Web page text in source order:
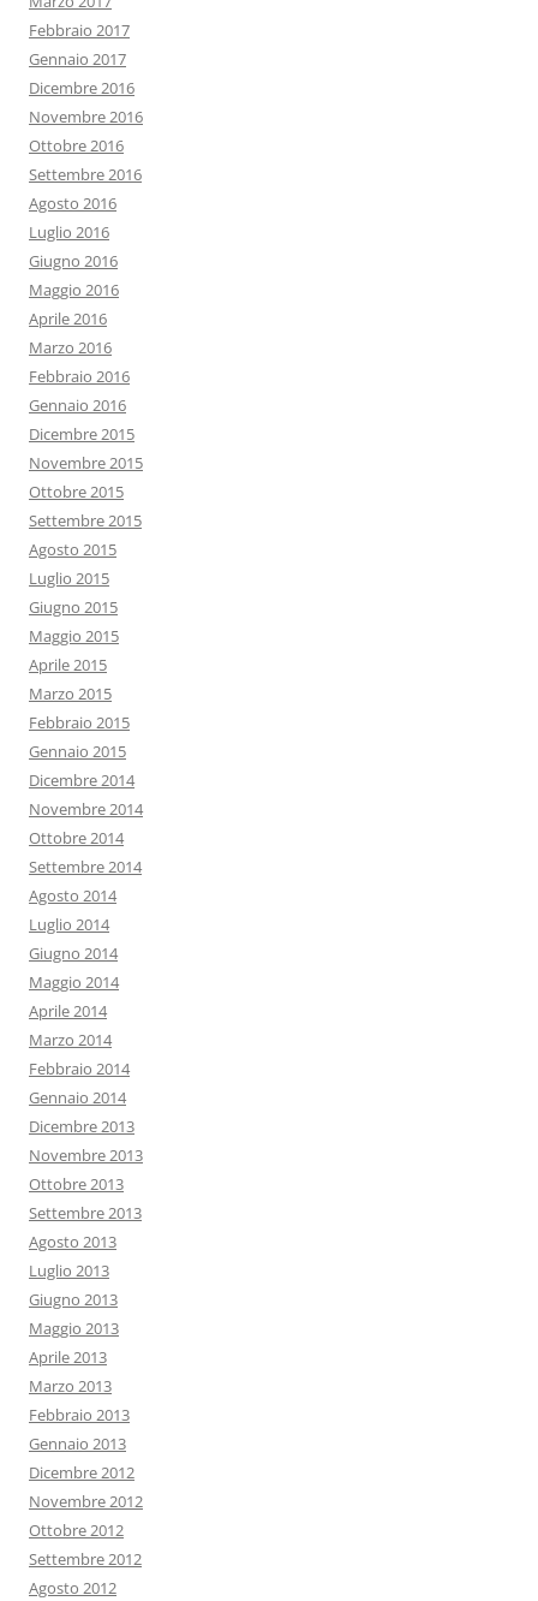
Febbraio 2017
Gennaio 2017
Dicembre 2016
Novembre 2016
Ottobre 2016
Settembre 2016
Agosto 2016
Luglio 2016
Giugno 2016
Maggio 2016
Aprile 2016
Marzo 2016
Febbraio 2016
Gennaio 2016
Dicembre 2015
Novembre 2015
Ottobre 2015
Settembre 2015
Agosto 2015
Luglio 2015
Giugno 2015
Maggio 2015
Aprile 2015
Marzo 2015
Febbraio 2015
Gennaio 2015
Dicembre 2014
Novembre 2014
Ottobre 2014
Settembre 2014
Agosto 2014
Luglio 2014
Giugno 2014
Maggio 2014
Aprile 2014
Marzo 2014
Febbraio 2014
Gennaio 2014
Dicembre 2013
Novembre 2013
Ottobre 2013
Settembre 2013
Agosto 2013
Luglio 2013
Giugno 2013
Maggio 2013
Aprile 2013
Marzo 2013
Febbraio 2013
Gennaio 2013
Dicembre 2012
Novembre 2012
Ottobre 2012
Settembre 2012
Agosto 2012